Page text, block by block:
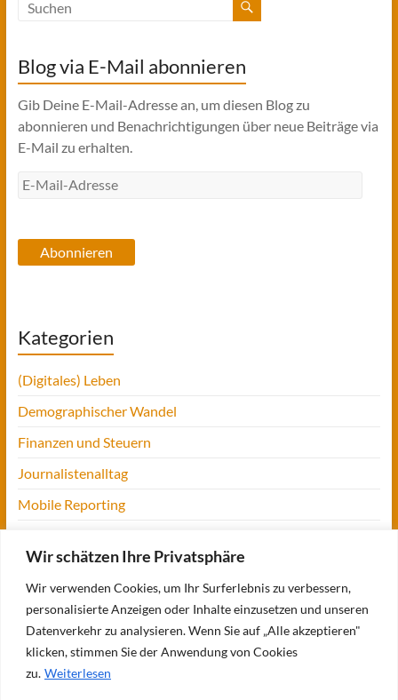
Wir schätzen Ihre Privatsphäre
Wir verwenden Cookies, um Ihr Surferlebnis zu verbessern,
personalisierte Anzeigen oder Inhalte einzusetzen und unseren
Datenverkehr zu analysieren. Wenn Sie auf „Alle akzeptieren"
klicken, stimmen Sie der Anwendung von Cookies
zu. Weiterlesen
Blog via E-Mail abonnieren
Gib Deine E-Mail-Adresse an, um diesen Blog zu
abonnieren und Benachrichtigungen über neue Beiträge via
E-Mail zu erhalten.
E-
Abonnieren
Kategorien
(Digitales) Leben
Demographischer Wandel
Finanzen und Steuern
Journalistenalltag
Mobile Reporting
Tansania
UofM
Verbraucherjournalismus
Workshops, Konferenzen & Messen